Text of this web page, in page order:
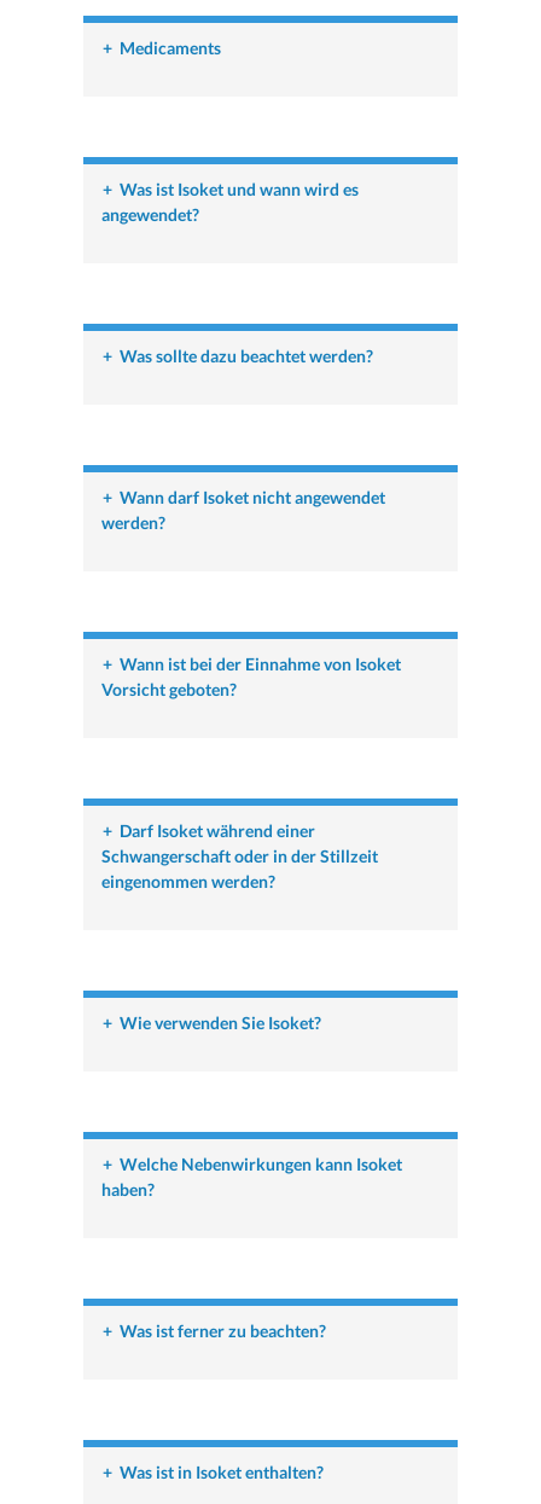
+ Medicaments
+ Was ist Isoket und wann wird es
angewendet?
+ Was sollte dazu beachtet werden?
+ Wann darf Isoket nicht angewendet
werden?
+ Wann ist bei der Einnahme von Isoket
Vorsicht geboten?
+ Darf Isoket während einer
Schwangerschaft oder in der Stillzeit
eingenommen werden?
+ Wie verwenden Sie Isoket?
+ Welche Nebenwirkungen kann Isoket
haben?
+ Was ist ferner zu beachten?
+ Was ist in Isoket enthalten?